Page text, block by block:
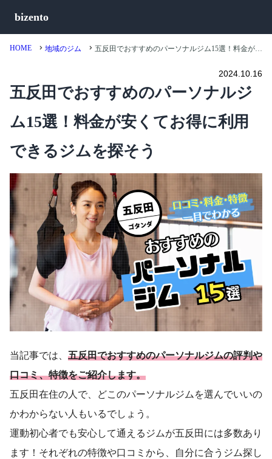
bizento
HOME 地域のジム 五反田でおすすめのパーソナルジム15選！料金が安くてお得に利用できるジムを探そう
2024.10.16
五反田でおすすめのパーソナルジ
ム15選！料金が安くてお得に利用
できるジムを探そう
当記事では、 五反田でおすすめのパーソナルジムの評判や
口コミ、特徴をご紹介します。
五反田在住の人で、どこのパーソナルジムを選んでいいの
かわからない人もいるでしょう。
運動初心者でも安心して通えるジムが五反田には多数あり
ます！それぞれの特徴や口コミから、自分に合うジム探し